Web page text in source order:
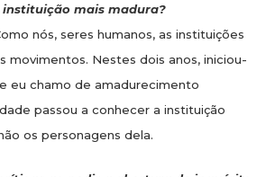
instituição mais madura?
nós, seres humanos, as instituições
movimentos. Nestes dois anos, iniciou-
eu chamo de amadurecimento
passou a conhecer a instituição
os personagens dela.